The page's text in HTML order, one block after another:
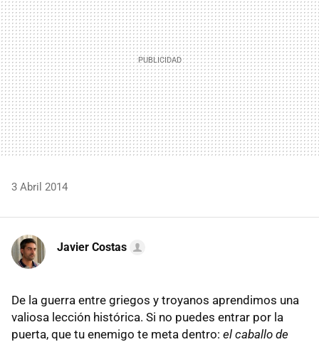
3 Abril 2014
Javier Costas
De la guerra entre griegos y troyanos aprendimos una
valiosa lección histórica. Si no puedes entrar por la
puerta, que tu enemigo te meta dentro: el caballo de